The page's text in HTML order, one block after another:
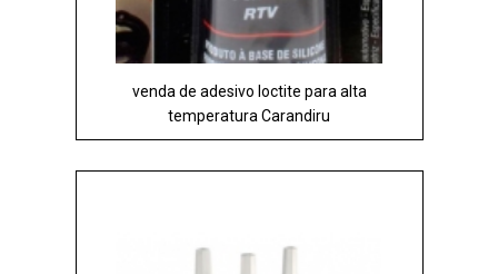
venda de adesivo loctite para alta
temperatura Carandiru